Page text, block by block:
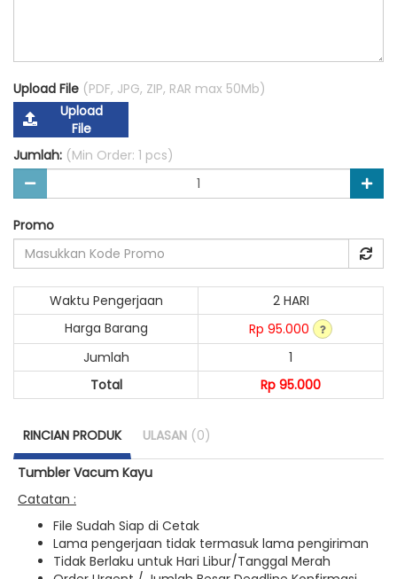
Upload File (PDF, JPG, ZIP, RAR max 50Mb)
Upload
File
Jumlah: (Min Order: 1 pcs)
Promo
Waktu Pengerjaan
2 HARI
Harga Barang
Rp 95.000
Jumlah
1
Total
Rp 95.000
RINCIAN PRODUK ULASAN (0)
Tumbler Vacum Kayu
Catatan :
File Sudah Siap di Cetak
Lama pengerjaan tidak termasuk lama pengiriman
Tidak Berlaku untuk Hari Libur/Tanggal Merah